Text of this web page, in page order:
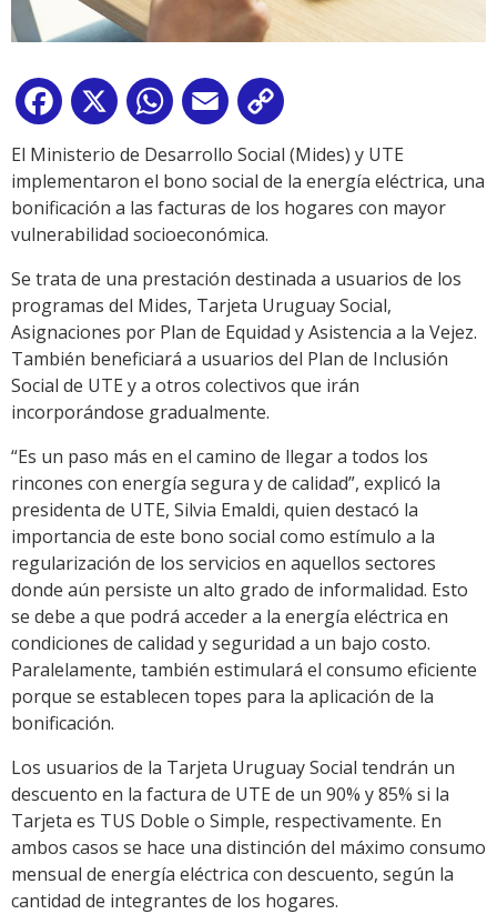
Facebook
X WhatsApp
Email
Link
El Ministerio de Desarrollo Social (Mides) y UTE
implementaron el bono social de la energía eléctrica, una
bonificación a las facturas de los hogares con mayor
vulnerabilidad socioeconómica.
Se trata de una prestación destinada a usuarios de los
programas del Mides, Tarjeta Uruguay Social,
Asignaciones por Plan de Equidad y Asistencia a la Vejez.
También beneficiará a usuarios del Plan de Inclusión
Social de UTE y a otros colectivos que irán
incorporándose gradualmente.
“Es un paso más en el camino de llegar a todos los
rincones con energía segura y de calidad”, explicó la
presidenta de UTE, Silvia Emaldi, quien destacó la
importancia de este bono social como estímulo a la
regularización de los servicios en aquellos sectores
donde aún persiste un alto grado de informalidad. Esto
se debe a que podrá acceder a la energía eléctrica en
condiciones de calidad y seguridad a un bajo costo.
Paralelamente, también estimulará el consumo eficiente
porque se establecen topes para la aplicación de la
bonificación.
Los usuarios de la Tarjeta Uruguay Social tendrán un
descuento en la factura de UTE de un 90% y 85% si la
Tarjeta es TUS Doble o Simple, respectivamente. En
ambos casos se hace una distinción del máximo consumo
mensual de energía eléctrica con descuento, según la
cantidad de integrantes de los hogares.